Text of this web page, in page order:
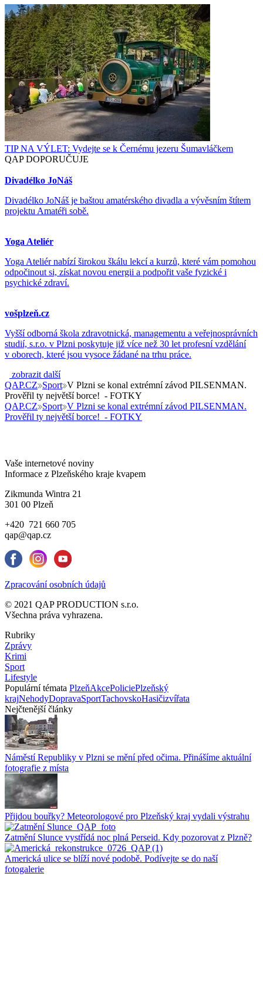
TIP NA VÝLET: Vydejte se k Černému jezeru Šumavláčkem
QAP DOPORUČUJE
Divadélko JoNáš
Divadélko JoNáš je baštou amatérského divadla a vývěsním štítem
projektu Amatéři sobě.
Yoga Ateliér
Yoga Ateliér nabízí širokou škálu lekcí a kurzů, které vám pomohou
odpočinout si, získat novou energii a podpořit vaše fyzické i
psychické zdraví.
vošplzeň.cz
Vyšší odborná škola zdravotnická, managementu a veřejnosprávních
studií, s.r.o. v Plzni poskytuje již více než 30 let profesní vzdělání
v oborech, které jsou vysoce žádané na trhu práce.
zobrazit další
QAP.CZ Sport V Plzni se konal extrémní závod PILSENMAN.
Prověřil ty největší borce! - FOTKY
QAP.CZ Sport V Plzni se konal extrémní závod PILSENMAN.
Prověřil ty největší borce! - FOTKY
Vaše internetové noviny
Informace z Plzeňského kraje kvapem
Zikmunda Wintra 21
301 00 Plzeň
+420 721 660 705
qap@qap.cz
Zpracování osobních údajů
© 2021 QAP PRODUCTION s.r.o.
Všechna práva vyhrazena.
Rubriky
Zprávy
Krimi
Sport
Lifestyle
Populární témata PlzeňAkcePoliciePlzeňský
krajNehodyDopravaSportTachovskoHasičizvířata
Nejčtenější články
Náměstí Republiky v Plzni se mění před očima. Přinášíme aktuální
fotografie z místa
Přijdou bouřky? Meteorologové pro Plzeňský kraj vydali výstrahu
Zatmění Slunce vystřídá noc plná Perseid. Kdy pozorovat z Plzně?
Americká ulice se blíží nové podobě. Podívejte se do naší
fotogalerie